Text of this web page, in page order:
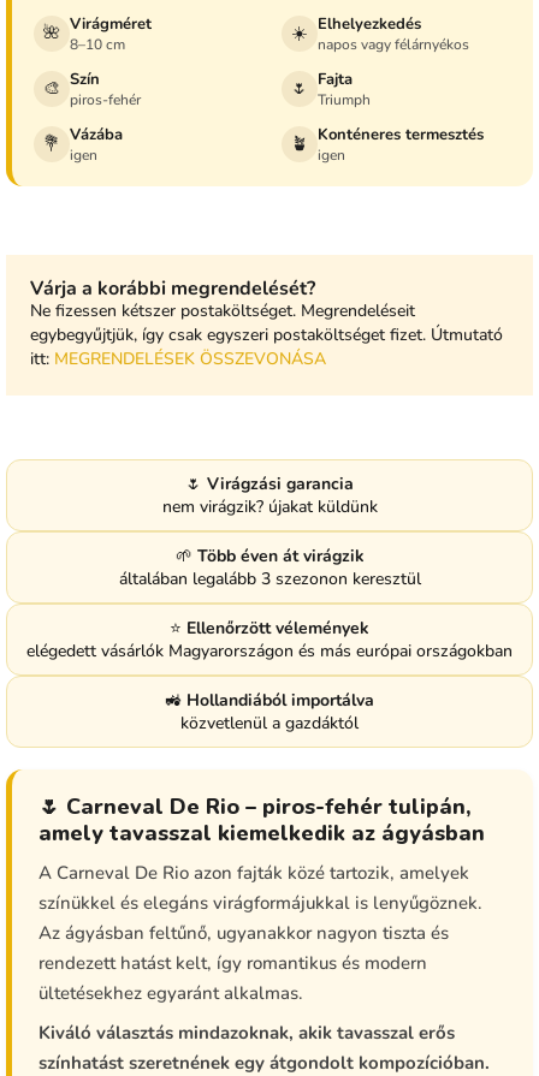
🌺 Virágméret
8–10 cm ☀️ Elhelyezkedés
napos vagy félárnyékos
🎨 Szín
piros-fehér 🌷 Fajta
Triumph
💐 Vázába
igen 🪴 Konténeres termesztés
igen
Várja a korábbi megrendelését?
Ne fizessen kétszer postaköltséget. Megrendeléseit
egybegyűjtjük, így csak egyszeri postaköltséget fizet. Útmutató
itt: MEGRENDELÉSEK ÖSSZEVONÁSA
🌷 Virágzási garancia
nem virágzik? újakat küldünk
🌱 Több éven át virágzik
általában legalább 3 szezonon keresztül
⭐ Ellenőrzött vélemények
elégedett vásárlók Magyarországon és más európai országokban
🚜 Hollandiából importálva
közvetlenül a gazdáktól
🌷 Carneval De Rio – piros-fehér tulipán,
amely tavasszal kiemelkedik az ágyásban
A Carneval De Rio azon fajták közé tartozik, amelyek
színükkel és elegáns virágformájukkal is lenyűgöznek.
Az ágyásban feltűnő, ugyanakkor nagyon tiszta és
rendezett hatást kelt, így romantikus és modern
ültetésekhez egyaránt alkalmas.
Kiváló választás mindazoknak, akik tavasszal erős
színhatást szeretnének egy átgondolt kompozícióban.